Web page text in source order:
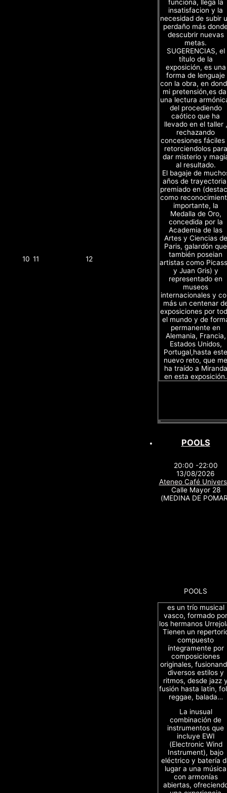
10 11 12
funciona, llega la
insatisfacion y la
necesidad de subir
perdaño más
descubrir nuevas
metas.
SUGERENCIAS, el
título de la
exposición, es una
forma de lenguaje
con la obra, en
mi pretensión,es
una lectura
del procediendo
caótico que ha
llevado en el taller ,
rechazando
concesiones fáciles
retorciendolos para
dar misterio y
al resultado.
El bagaje de
años de
premiado en
como
importante, la
Medalla de Oro,
concedida por la
Academia de las
Artes y Ciencias de
Paris, galardón que
también poseian
artistas como
y Juan Gris) y
representado en
museos
internacionales y
más un centenar
exposiciones por
el mundo y de
permanente en
Alemania, Francia,
Estados Unidos,
Portugal,hasta este
nuevo reto, que me
ha traído a Miranda
en esta exposición.
POOLS
20:00 -22:00
13/08/2026
Ateneo Café
Calle Mayor 28
(MEDINA DE
POOLS
es un trío musical
vasco, formado por
los hermanos
Tienen un
compuesto
íntegramente por
composiciones
originales,
diversos estilos y
ritmos, desde jazz
fusión hasta latin,
reggae, balada…
La inusual
combinación de
instrumentos que
incluye EWI
(Electronic Wind
Instrument), bajo
eléctrico y batería
lugar a una música
con armonías
abiertas,